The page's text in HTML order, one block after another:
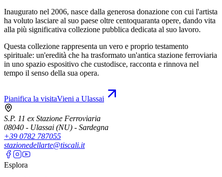
Inaugurato nel 2006, nasce dalla generosa donazione con cui l'artista
ha voluto lasciare al suo paese oltre centoquaranta opere, dando vita
alla più significativa collezione pubblica dedicata al suo lavoro.
Questa collezione rappresenta un vero e proprio testamento
spirituale: un'eredità che ha trasformato un'antica stazione ferroviaria
in uno spazio espositivo che custodisce, racconta e rinnova nel
tempo il senso della sua opera.
Pianifica la visitaVieni a Ulassai
S.P. 11 ex Stazione Ferroviaria
08040 - Ulassai (NU) - Sardegna
+39 0782 787055
stazionedellarte@tiscali.it
Esplora